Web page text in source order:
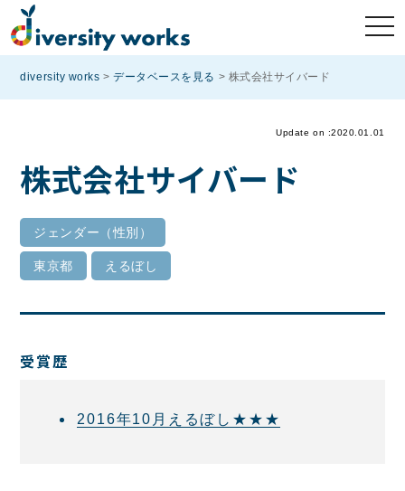
diversity works >データベースを見る > 株式会社サイバード
Update on :2020.01.01
株式会社サイバード
ジェンダー（性別）
東京都 えるぼし
受賞歴
2016年10月えるぼし★★★